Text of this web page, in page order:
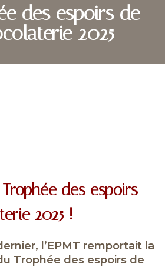
des espoirs de
2025
des espoirs
2025 !
l’EPMT remportait la
Trophée des espoirs de